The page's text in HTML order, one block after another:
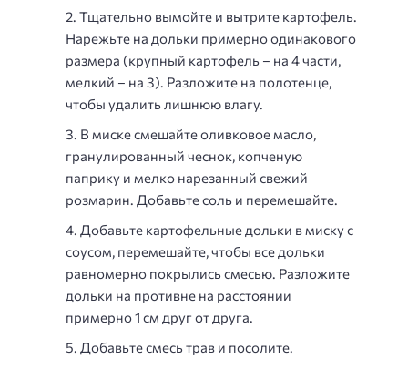
Тщательно вымойте и вытрите картофель.
Нарежьте на дольки примерно одинакового
размера (крупный картофель – на 4 части,
мелкий – на 3). Разложите на полотенце,
чтобы удалить лишнюю влагу.
В миске смешайте оливковое масло,
гранулированный чеснок, копченую
паприку и мелко нарезанный свежий
розмарин. Добавьте соль и перемешайте.
Добавьте картофельные дольки в миску с
соусом, перемешайте, чтобы все дольки
равномерно покрылись смесью. Разложите
дольки на противне на расстоянии
примерно 1 см друг от друга.
Добавьте смесь трав и посолите.